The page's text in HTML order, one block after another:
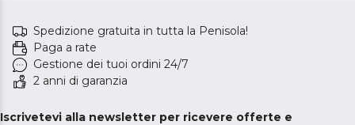
Spedizione gratuita in tutta la Penisola!
Paga a rate
Gestione dei tuoi ordini 24/7
2 anni di garanzia
Iscrivetevi alla newsletter per ricevere offerte e